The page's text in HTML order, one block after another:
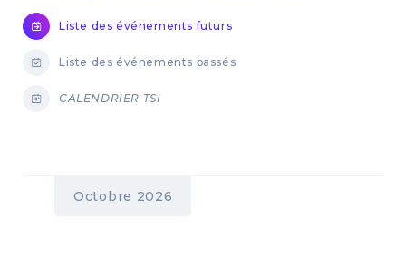
Liste des événements futurs
Liste des événements passés
CALENDRIER TSI
Octobre 2026